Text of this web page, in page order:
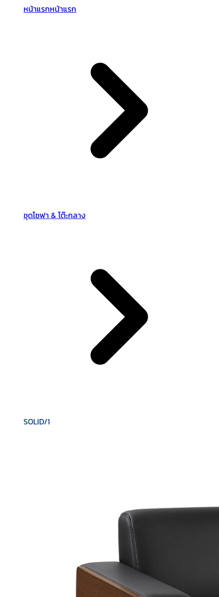
หน้าแรกหน้าแรก
ชุดโซฟา & โต๊ะกลาง
SOLID/1